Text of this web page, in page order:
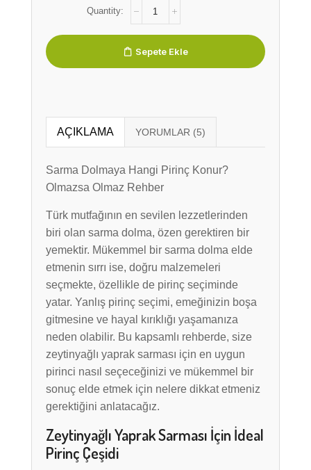
Sepete Ekle
AÇIKLAMA
Sarma Dolmaya Hangi Pirinç Konur?
Olmazsa Olmaz Rehber
Türk mutfağının en sevilen lezzetlerinden
biri olan sarma dolma, özen gerektiren bir
yemektir. Mükemmel bir sarma dolma elde
etmenin sırrı ise, doğru malzemeleri
seçmekte, özellikle de pirinç seçiminde
yatar. Yanlış pirinç seçimi, emeğinizin boşa
gitmesine ve hayal kırıklığı yaşamanıza
neden olabilir. Bu kapsamlı rehberde, size
zeytinyağlı yaprak sarması için en uygun
pirinci nasıl seçeceğinizi ve mükemmel bir
sonuç elde etmek için nelere dikkat etmeniz
gerektiğini anlatacağız.
Zeytinyağlı Yaprak Sarması İçin İdeal
Pirinç Çeşidi